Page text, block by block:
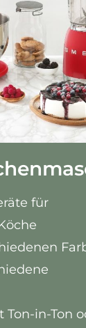
für
in-Ton